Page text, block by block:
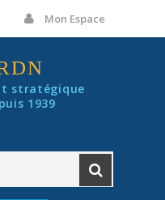
Mon Espace
stratégique
1939